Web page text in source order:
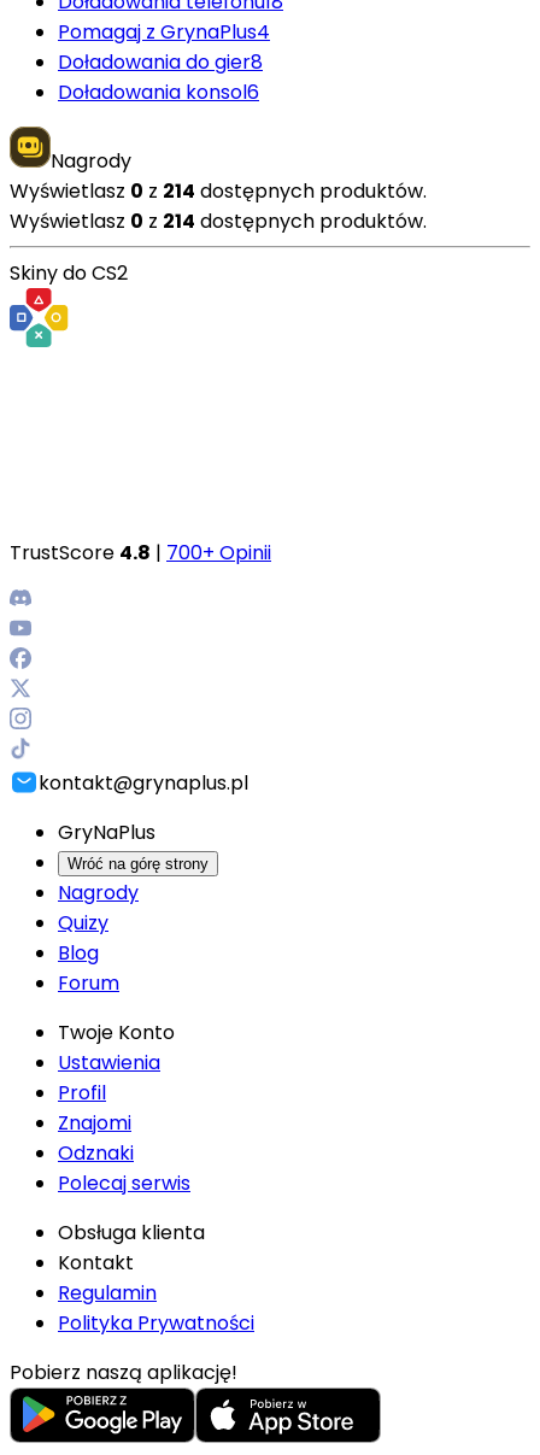
Pomagaj z GrynaPlus4
Doładowania do gier8
Doładowania konsol6
Nagrody
Wyświetlasz 0 z 214 dostępnych produktów.
Wyświetlasz 0 z 214 dostępnych produktów.
Skiny do CS2
TrustScore 4.8 | 700+ Opinii
kontakt@grynaplus.pl
GryNaPlus
Wróć na górę strony
Nagrody
Quizy
Blog
Forum
Twoje Konto
Ustawienia
Profil
Znajomi
Odznaki
Polecaj serwis
Obsługa klienta
Kontakt
Regulamin
Polityka Prywatności
Pobierz naszą aplikację!